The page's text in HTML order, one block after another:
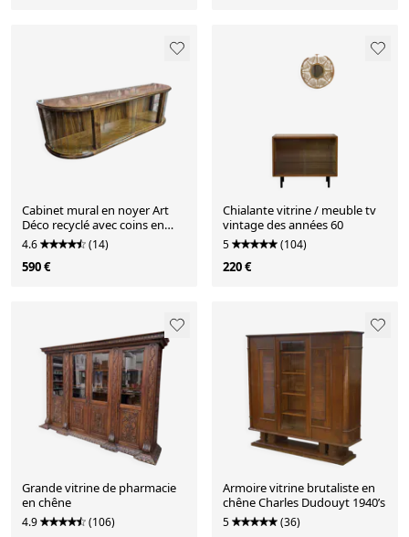
Cabinet mural en noyer Art
Déco recyclé avec coins en
verre à lattes - années 1930
4.6 (14)
590 €
Chialante vitrine / meuble tv
vintage des années 60
5 (104)
220 €
Grande vitrine de pharmacie
en chêne
4.9 (106)
Armoire vitrine brutaliste en
chêne Charles Dudouyt 1940’s
5 (36)